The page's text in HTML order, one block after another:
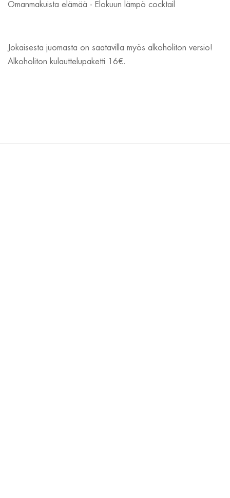
Omanmakuista elämää - Elokuun lämpö cocktail
Jokaisesta juomasta on saatavilla myös alkoholiton versio!
Alkoholiton kulauttelupaketti 16€.